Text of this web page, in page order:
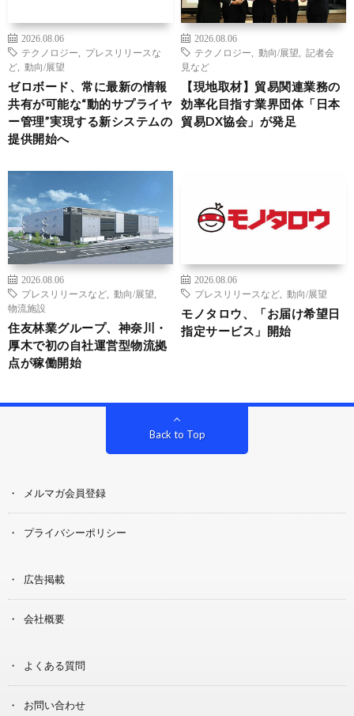
2026.08.06
テクノロジー
プレスリリースな
ど
動向/展望
ゼロボード、常に最新の情報
共有が可能な“動的サプライヤ
ー管理”実現する新システムの
提供開始へ
2026.08.06
テクノロジー
動向/展望
記者会
見など
【現地取材】貿易関連業務の
効率化目指す業界団体「日本
貿易DX協会」が発足
2026.08.06
プレスリリースなど
動向/展望
物流施設
住友林業グループ、神奈川・
厚木で初の自社運営型物流拠
点が稼働開始
2026.08.06
プレスリリースなど
動向/展望
モノタロウ、「お届け希望日
指定サービス」開始
Back to Top
メルマガ会員登録
プライバシーポリシー
広告掲載
会社概要
よくある質問
お問い合わせ